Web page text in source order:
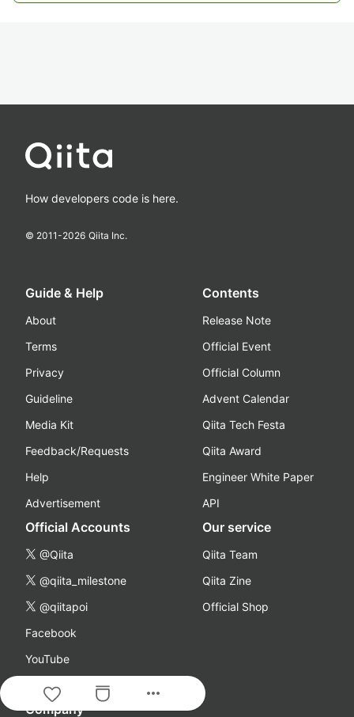
more_horiz
How developers code is here.
© 2011-2026 Qiita Inc.
Guide & Help
About
Terms
Privacy
Guideline
Media Kit
Feedback/Requests
Help
Advertisement
Contents
Release Note
Official Event
Official Column
Advent Calendar
Qiita Tech Festa
Qiita Award
Engineer White Paper
API
Official Accounts
@Qiita
@qiita_milestone
@qiitapoi
Facebook
YouTube
Podcast
Our service
Qiita Team
Qiita Zine
Official Shop
Company